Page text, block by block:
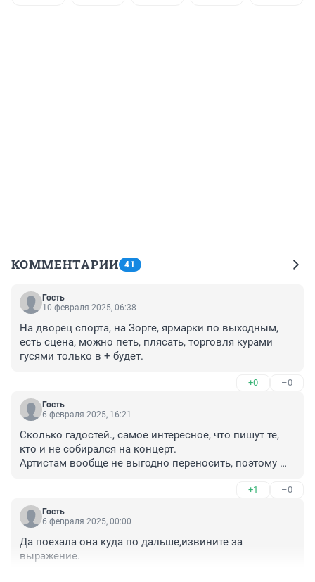
КОММЕНТАРИИ 41
Гость
10 февраля 2025, 06:38
На дворец спорта, на Зорге, ярмарки по выходным,
есть сцена, можно петь, плясать, торговля курами
гусями только в + будет.
+0 –0
Гость
6 февраля 2025, 16:21
Сколько гадостей., самое интересное, что пишут те,
кто и не собирался на концерт.
Артистам вообще не выгодно переносить, поэтому
+1 –0
Гость
6 февраля 2025, 00:00
Да поехала она куда по дальше,извините за
выражение.